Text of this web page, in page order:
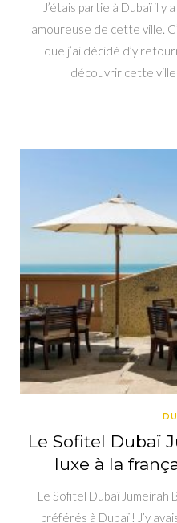
J’étais partie à Dubaï il y
amoureuse de cette ville.
que j’ai décidé d’y
découvrir cette
Le Sofitel Dubaï
luxe à la
Le Sofitel Dubaï Jumeirah
préférés à Dubaï ! J’y